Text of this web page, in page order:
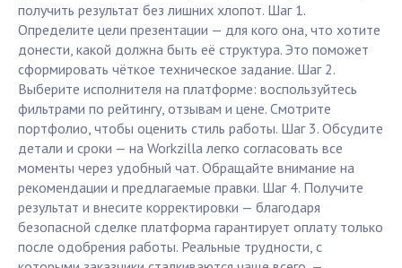
получить результат без лишних хлопот. Шаг 1.
Определите цели презентации — для кого она, что хотите
донести, какой должна быть её структура. Это поможет
сформировать чёткое техническое задание. Шаг 2.
Выберите исполнителя на платформе: воспользуйтесь
фильтрами по рейтингу, отзывам и цене. Смотрите
портфолио, чтобы оценить стиль работы. Шаг 3. Обсудите
детали и сроки — на Workzilla легко согласовать все
моменты через удобный чат. Обращайте внимание на
рекомендации и предлагаемые правки. Шаг 4. Получите
результат и внесите корректировки — благодаря
безопасной сделке платформа гарантирует оплату только
после одобрения работы. Реальные трудности, с